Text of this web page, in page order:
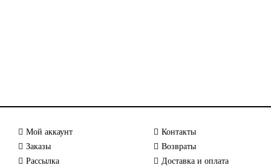
Мой аккаунт
Заказы
Рассылка
Контакты
Возвраты
Доставка и оплата